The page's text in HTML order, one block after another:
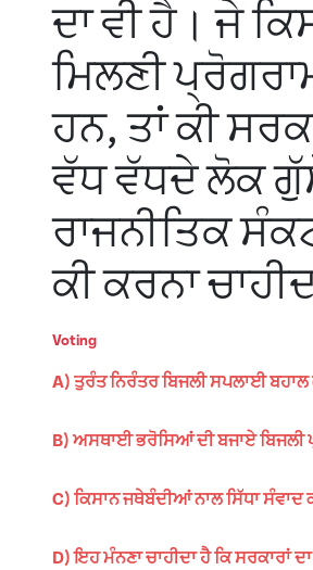
ਦਾ ਵੀ ਹੈ। ਜੇ
ਮਿਲਣੀ
ਹਨ, ਤਾਂ ਕੀ
ਵੱਧ ਵੱਧਦੇ ਲੋਕ
ਰਾਜਨੀਤਿਕ
ਕੀ ਕਰਨਾ
Voting
A) ਤੁਰੰਤ ਨਿਰੰਤਰ ਬਿਜਲੀ ਸਪਲਾਈ ਬਹਾਲ
B) ਅਸਥਾਈ ਭਰੋਸਿਆਂ ਦੀ ਬਜਾਏ ਬਿਜਲੀ
C) ਕਿਸਾਨ ਜਥੇਬੰਦੀਆਂ ਨਾਲ ਸਿੱਧਾ
D) ਇਹ ਮੰਨਣਾ ਚਾਹੀਦਾ ਹੈ ਕਿ ਸਰਕਾਰਾਂ